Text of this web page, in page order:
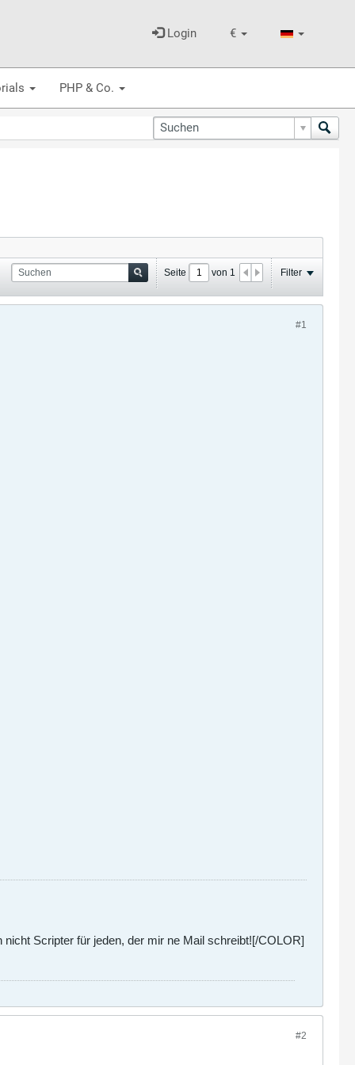
€
Login
PHP & Co.
Seite von 1 Filter
#1
Scripter für jeden, der mir ne Mail schreibt![/COLOR]
#2